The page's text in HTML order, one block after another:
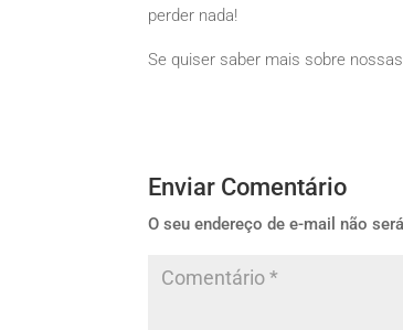
perder nada!
Se quiser saber mais sobre
Enviar Comentário
O seu endereço de e-mail não